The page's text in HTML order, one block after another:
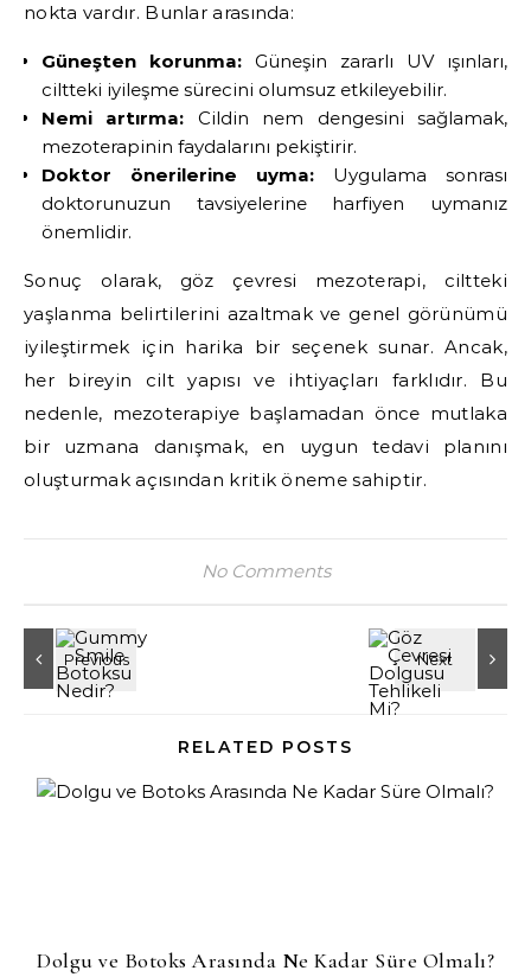
nokta vardır. Bunlar arasında:
Güneşten korunma: Güneşin zararlı UV ışınları,
ciltteki iyileşme sürecini olumsuz etkileyebilir.
Nemi artırma: Cildin nem dengesini sağlamak,
mezoterapinin faydalarını pekiştirir.
Doktor önerilerine uyma: Uygulama sonrası
doktorunuzun tavsiyelerine harfiyen uymanız
önemlidir.
Sonuç olarak, göz çevresi mezoterapi, ciltteki
yaşlanma belirtilerini azaltmak ve genel görünümü
iyileştirmek için harika bir seçenek sunar. Ancak,
her bireyin cilt yapısı ve ihtiyaçları farklıdır. Bu
nedenle, mezoterapiye başlamadan önce mutlaka
bir uzmana danışmak, en uygun tedavi planını
oluşturmak açısından kritik öneme sahiptir.
No Comments
RELATED POSTS
Dolgu ve Botoks Arasında Ne Kadar Süre Olmalı?